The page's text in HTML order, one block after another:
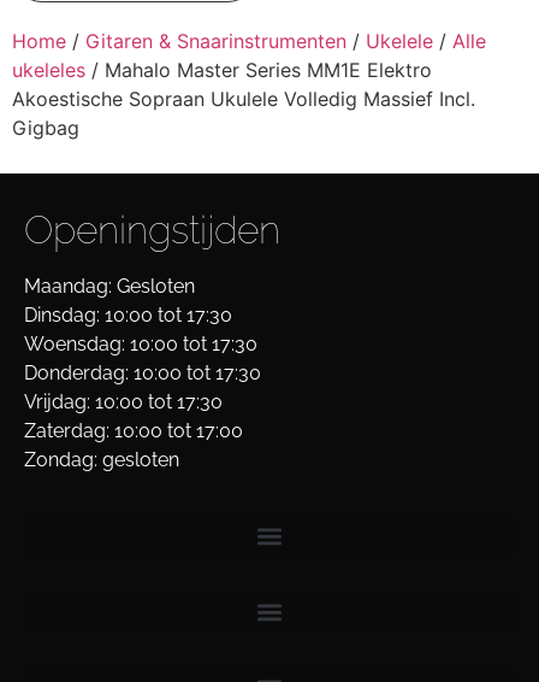
Home / Gitaren & Snaarinstrumenten / Ukelele / Alle
ukeleles / Mahalo Master Series MM1E Elektro
Akoestische Sopraan Ukulele Volledig Massief Incl.
Gigbag
Openingstijden
Maandag: Gesloten
Dinsdag: 10:00 tot 17:30
Woensdag: 10:00 tot 17:30
Donderdag: 10:00 tot 17:30
Vrijdag: 10:00 tot 17:30
Zaterdag: 10:00 tot 17:00
Zondag: gesloten